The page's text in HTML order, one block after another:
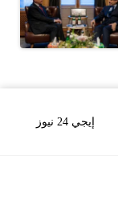
إيجي 24 نيوز